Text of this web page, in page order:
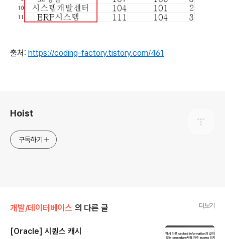
출처: https://coding-factory.tistory.com/461
Hoist
구독하기
개발/데이터베이스 의 다른 글 더보기
[Oracle] 시퀀스 캐시